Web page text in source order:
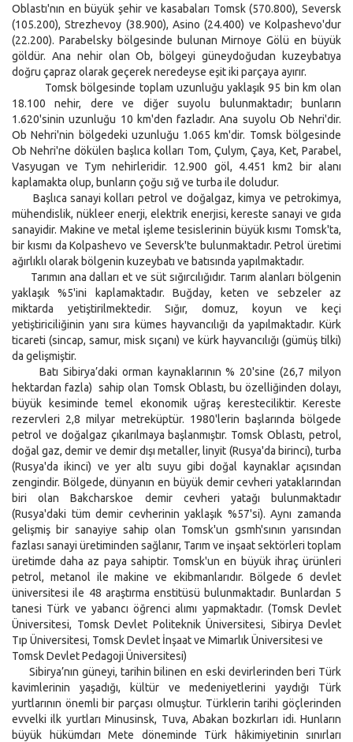
Oblastı'nın en büyük şehir ve kasabaları Tomsk (570.800), Seversk
(105.200), Strezhevoy (38.900), Asino (24.400) ve Kolpashevo'dur
(22.200). Parabelsky bölgesinde bulunan Mirnoye Gölü en büyük
göldür. Ana nehir olan Ob, bölgeyi güneydoğudan kuzeybatıya
doğru çapraz olarak geçerek neredeyse eşit iki parçaya ayırır.
Tomsk bölgesinde toplam uzunluğu yaklaşık 95 bin km olan
18.100 nehir, dere ve diğer suyolu bulunmaktadır; bunların
1.620'sinin uzunluğu 10 km'den fazladır. Ana suyolu Ob Nehri'dir.
Ob Nehri'nin bölgedeki uzunluğu 1.065 km'dir. Tomsk bölgesinde
Ob Nehri'ne dökülen başlıca kolları Tom, Çulym, Çaya, Ket, Parabel,
Vasyugan ve Tym nehirleridir. 12.900 göl, 4.451 km2 bir alanı
kaplamakta olup, bunların çoğu sığ ve turba ile doludur.
Başlıca sanayi kolları petrol ve doğalgaz, kimya ve petrokimya,
mühendislik, nükleer enerji, elektrik enerjisi, kereste sanayi ve gıda
sanayidir. Makine ve metal işleme tesislerinin büyük kısmı Tomsk'ta,
bir kısmı da Kolpashevo ve Seversk'te bulunmaktadır. Petrol üretimi
ağırlıklı olarak bölgenin kuzeybatı ve batısında yapılmaktadır.
Tarımın ana dalları et ve süt sığırcılığıdır. Tarım alanları bölgenin
yaklaşık %5'ini kaplamaktadır. Buğday, keten ve sebzeler az
miktarda yetiştirilmektedir. Sığır, domuz, koyun ve keçi
yetiştiriciliğinin yanı sıra kümes hayvancılığı da yapılmaktadır. Kürk
ticareti (sincap, samur, misk sıçanı) ve kürk hayvancılığı (gümüş tilki)
da gelişmiştir.
Batı Sibirya’daki orman kaynaklarının % 20'sine (26,7 milyon
hektardan fazla) sahip olan Tomsk Oblastı, bu özelliğinden dolayı,
büyük kesiminde temel ekonomik uğraş keresteciliktir. Kereste
rezervleri 2,8 milyar metreküptür. 1980'lerin başlarında bölgede
petrol ve doğalgaz çıkarılmaya başlanmıştır. Tomsk Oblastı, petrol,
doğal gaz, demir ve demir dışı metaller, linyit (Rusya'da birinci), turba
(Rusya'da ikinci) ve yer altı suyu gibi doğal kaynaklar açısından
zengindir. Bölgede, dünyanın en büyük demir cevheri yataklarından
biri olan Bakcharskoe demir cevheri yatağı bulunmaktadır
(Rusya'daki tüm demir cevherinin yaklaşık %57'si). Aynı zamanda
gelişmiş bir sanayiye sahip olan Tomsk'un gsmh'sının yarısından
fazlası sanayi üretiminden sağlanır, Tarım ve inşaat sektörleri toplam
üretimde daha az paya sahiptir. Tomsk'un en büyük ihraç ürünleri
petrol, metanol ile makine ve ekibmanlarıdır. Bölgede 6 devlet
üniversitesi ile 48 araştırma enstitüsü bulunmaktadır. Bunlardan 5
tanesi Türk ve yabancı öğrenci alımı yapmaktadır. (Tomsk Devlet
Üniversitesi, Tomsk Devlet Politeknik Üniversitesi, Sibirya Devlet
Tıp Üniversitesi, Tomsk Devlet İnşaat ve Mimarlık Üniversitesi ve
Tomsk Devlet Pedagoji Üniversitesi)
Sibirya’nın güneyi, tarihin bilinen en eski devirlerinden beri Türk
kavimlerinin yaşadığı, kültür ve medeniyetlerini yaydığı Türk
yurtlarının önemli bir parçası olmuştur. Türklerin tarihi göçlerinden
evvelki ilk yurtları Minusinsk, Tuva, Abakan bozkırları idi. Hunların
büyük hükümdarı Mete döneminde Türk hâkimiyetinin sınırları